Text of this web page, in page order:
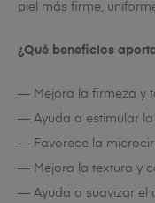
piel más firme,
¿Qué beneficios
— Mejora la firmeza y
— Ayuda a estimular
— Favorece la
— Mejora la textura y
— Ayuda a suavizar el